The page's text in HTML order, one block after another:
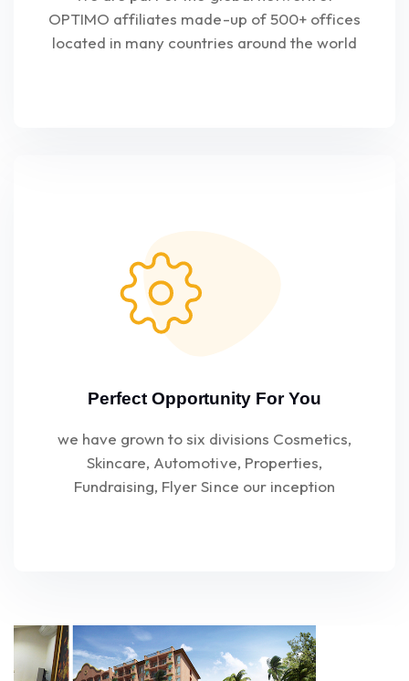
OPTIMO affiliates made-up of 500+ offices
located in many countries around the world
Perfect Opportunity For You
we have grown to six divisions Cosmetics,
Skincare, Automotive, Properties,
Fundraising, Flyer Since our inception